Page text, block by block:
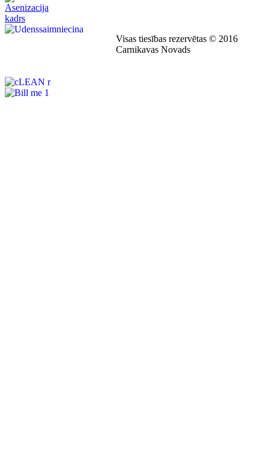
Visas tiesības rezervētas © 2016
Carnikavas Novads